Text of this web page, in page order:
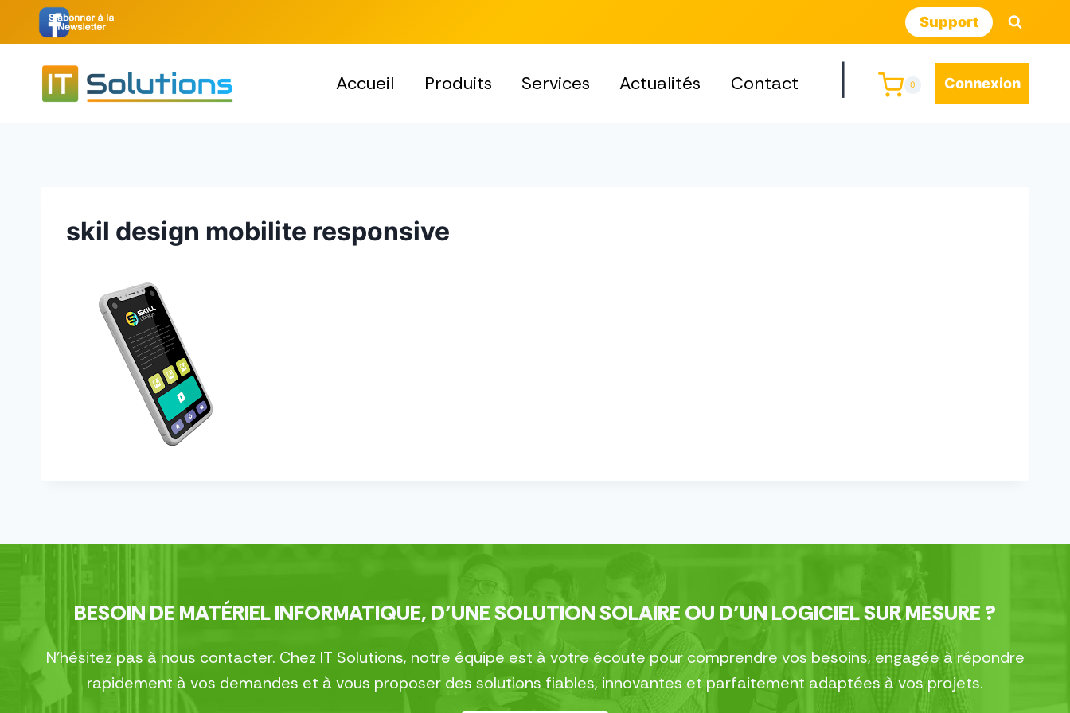
Support
Accueil Produits Services Actualités Contact 0 Connexion
skil design mobilite responsive
BESOIN DE MATÉRIEL INFORMATIQUE, D’UNE SOLUTION SOLAIRE OU D’UN LOGICIEL SUR MESURE ?
N’hésitez pas à nous contacter. Chez IT Solutions, notre équipe est à votre écoute pour comprendre vos besoins, engagée à répondre
rapidement à vos demandes et à vous proposer des solutions fiables, innovantes et parfaitement adaptées à vos projets.